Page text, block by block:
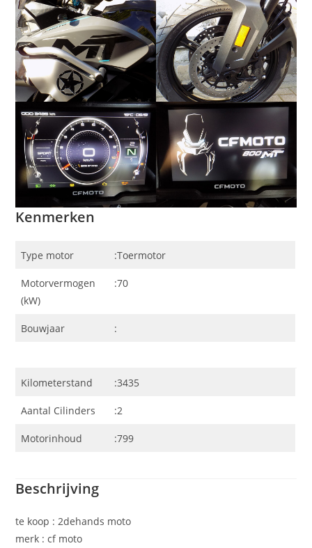
Kenmerken
Type motor :Toermotor
Motorvermogen
(kW)
:70
Bouwjaar :
Kilometerstand :3435
Aantal Cilinders :2
Motorinhoud :799
Beschrijving
te koop : 2dehands moto
merk : cf moto